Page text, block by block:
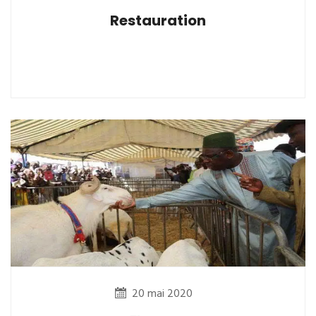
Restauration
20 mai 2020